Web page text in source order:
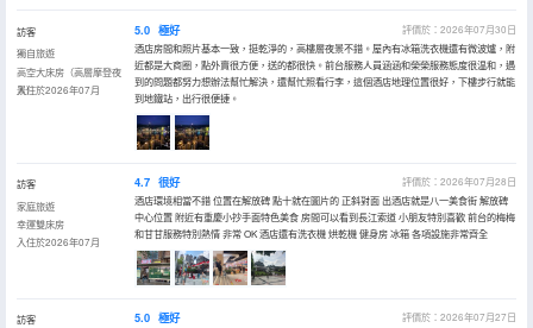
訪客
獨自旅遊
高空大床房（高層摩登夜
景）
入住於2026年07月
5.0 極好
評價於：2026年07月30日
酒店房間和照片基本一致，挺乾淨的，高樓層夜景不錯。屋內有冰箱洗衣機還有微波爐，附
近都是大商圈，點外賣很方便，送的都很快。前台服務人員涵涵和榮榮服務態度很温和，遇
到的問題都努力想辦法幫忙解決，還幫忙照看行李，這個酒店地理位置很好，下樓步行就能
到地鐵站，出行很便捷。
訪客
家庭旅遊
幸運雙床房
入住於2026年07月
4.7 很好
評價於：2026年07月28日
酒店環境相當不錯 位置在解放碑 點十就在圖片的 正斜對面 出酒店就是八一美食街 解放碑
中心位置 附近有重慶小抄手面特色美食 房間可以看到長江索道 小朋友特別喜歡 前台的梅梅
和甘甘服務特別熱情 非常 OK 酒店還有洗衣機 烘乾機 健身房 冰箱 各項設施非常齊全
訪客
5.0 極好
評價於：2026年07月27日